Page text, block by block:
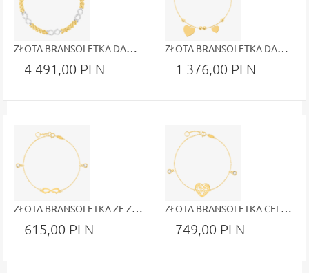
ZŁOTA BRANSOLETKA DAMSKA Z DIAMENTOWANYMI ZNAKAMI NIESKOŃCZONOŚCI
4 491,00 PLN
ZŁOTA BRANSOLETKA DAMSKA Z MOTYWEM SERC I DIAMENTOWANYMI KULECZKAMI
1 376,00 PLN
ZŁOTA BRANSOLETKA ZE ZNAKIEM NIESKOŃCZONOŚCI, KULECZKAMI Z OSADZONYMI BIAŁYMI CYRKONIAMI 0.333
615,00 PLN
ZŁOTA BRANSOLETKA CELEBRYTKA ZDOBIONE AŻUROWE SERDUSZKO KULECZKI Z CYRKONIAMI ŻÓŁTE ZŁOTO 0.333
749,00 PLN